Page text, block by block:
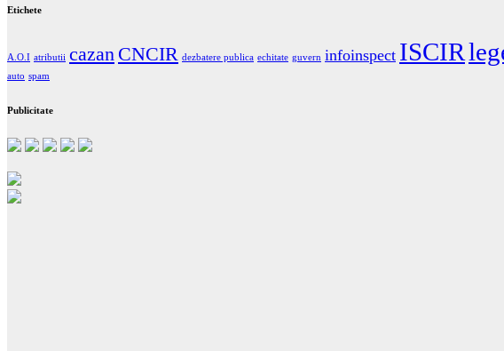
Etichete
A.O.I atributii cazan CNCIR dezbatere publica echitate guvern infoinspect ISCIR
auto spam
Publicitate